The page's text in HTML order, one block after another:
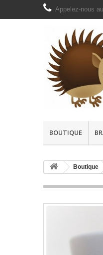
Appelez-nous
BOUTIQUE
Boutique